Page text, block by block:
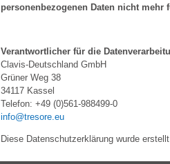
personenbezogenen Daten nicht mehr
Verantwortlicher für die
Clavis-Deutschland GmbH
Grüner Weg 38
34117 Kassel
Telefon: +49 (0)561-988499-0
info@tresore.eu
Diese Datenschutzerklärung wurde